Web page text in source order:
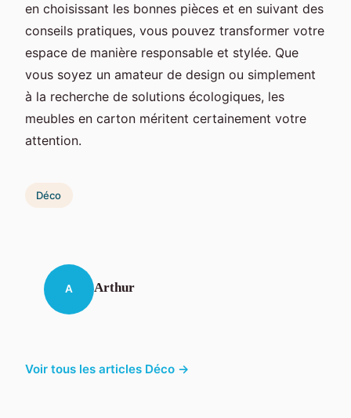
en choisissant les bonnes pièces et en suivant des
conseils pratiques, vous pouvez transformer votre
espace de manière responsable et stylée. Que
vous soyez un amateur de design ou simplement
à la recherche de solutions écologiques, les
meubles en carton méritent certainement votre
attention.
Déco
A Arthur
Voir tous les articles Déco →